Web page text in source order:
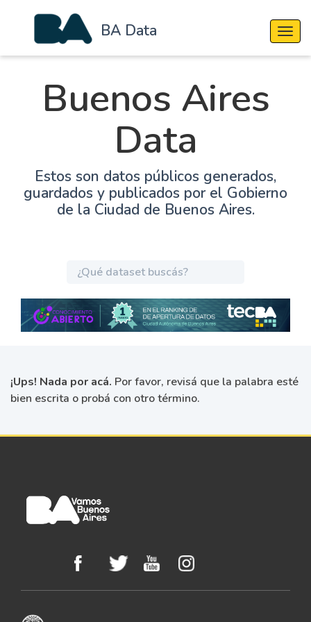
BA Data
Buenos Aires
Data
Estos son datos públicos generados,
guardados y publicados por el Gobierno
de la Ciudad de Buenos Aires.
¡Ups! Nada por acá. Por favor, revisá que la palabra esté
bien escrita o probá con otro término.